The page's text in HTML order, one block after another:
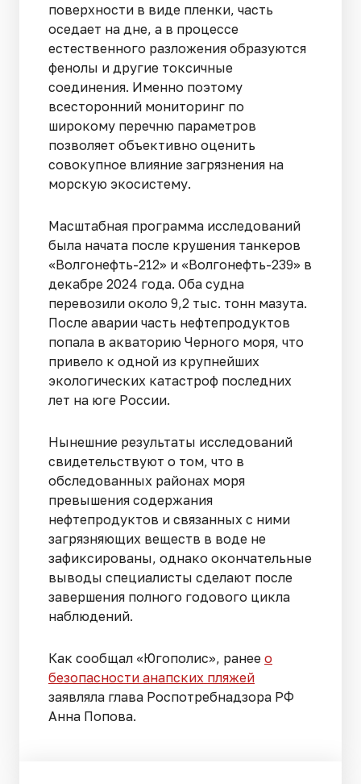
поверхности в виде пленки, часть
оседает на дне, а в процессе
естественного разложения образуются
фенолы и другие токсичные
соединения. Именно поэтому
всесторонний мониторинг по
широкому перечню параметров
позволяет объективно оценить
совокупное влияние загрязнения на
морскую экосистему.
Масштабная программа исследований
была начата после крушения танкеров
«Волгонефть-212» и «Волгонефть-239» в
декабре 2024 года. Оба судна
перевозили около 9,2 тыс. тонн мазута.
После аварии часть нефтепродуктов
попала в акваторию Черного моря, что
привело к одной из крупнейших
экологических катастроф последних
лет на юге России.
Нынешние результаты исследований
свидетельствуют о том, что в
обследованных районах моря
превышения содержания
нефтепродуктов и связанных с ними
загрязняющих веществ в воде не
зафиксированы, однако окончательные
выводы специалисты сделают после
завершения полного годового цикла
наблюдений.
Как сообщал «Югополис», ранее о
безопасности анапских пляжей
заявляла глава Роспотребнадзора РФ
Анна Попова.